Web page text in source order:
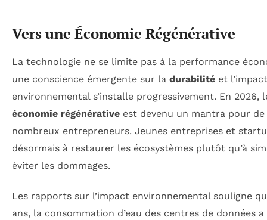
Vers une Économie Régénérative
La technologie ne se limite pas à la performance
une conscience émergente sur la durabilité et l’impact
environnemental s’installe progressivement. En 2026,
économie régénérative est devenu un mantra pour de
nombreux entrepreneurs. Jeunes entreprises et
désormais à restaurer les écosystèmes plutôt qu’à
éviter les dommages.
Les rapports sur l’impact environnemental souligne
ans, la consommation d’eau des centres de données